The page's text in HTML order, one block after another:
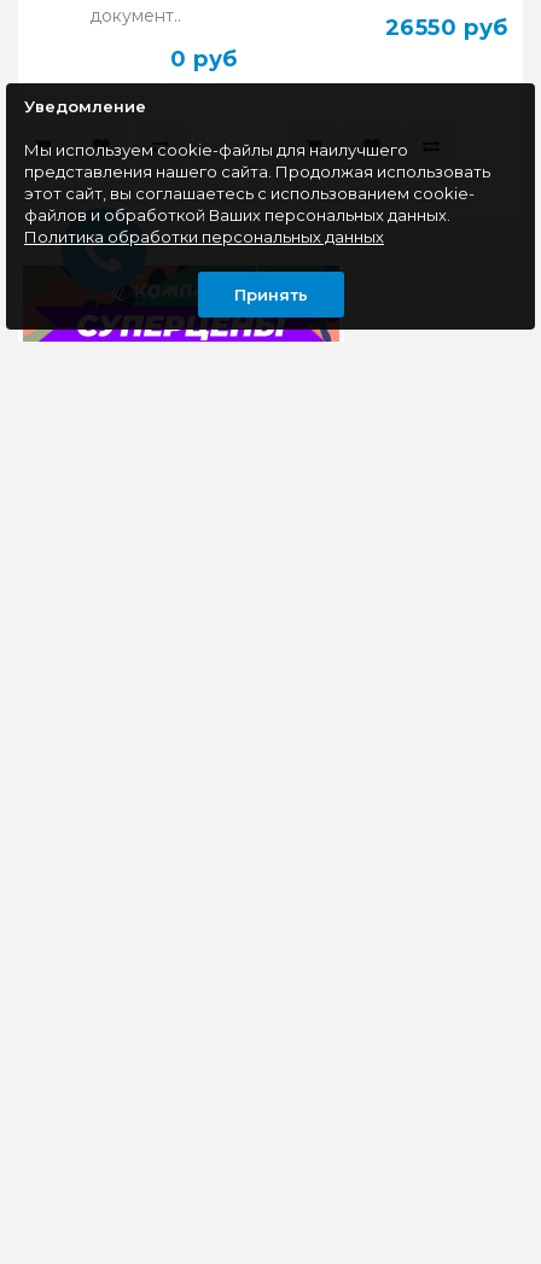
документ..
0 руб
26550 руб
Уведомление
Мы используем cookie-файлы для наилучшего
представления нашего сайта. Продолжая использовать
этот сайт, вы соглашаетесь с использованием cookie-
файлов и обработкой Ваших персональных данных.
Политика обработки персональных данных
Принять